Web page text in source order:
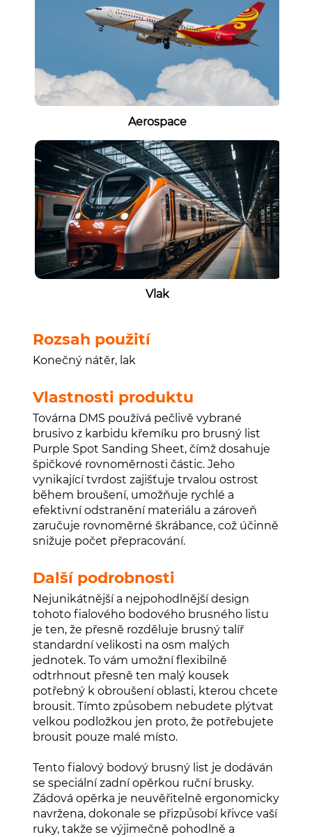
Aerospace
Vlak
Rozsah použití
Konečný nátěr, lak
Vlastnosti produktu
Továrna DMS používá pečlivě vybrané
brusivo z karbidu křemíku pro brusný list
Purple Spot Sanding Sheet, čímž dosahuje
špičkové rovnoměrnosti částic. Jeho
vynikající tvrdost zajišťuje trvalou ostrost
během broušení, umožňuje rychlé a
efektivní odstranění materiálu a zároveň
zaručuje rovnoměrné škrábance, což účinně
snižuje počet přepracování.
Další podrobnosti
Nejunikátnější a nejpohodlnější design
tohoto fialového bodového brusného listu
je ten, že přesně rozděluje brusný talíř
standardní velikosti na osm malých
jednotek. To vám umožní flexibilně
odtrhnout přesně ten malý kousek
potřebný k obroušení oblasti, kterou chcete
brousit. Tímto způsobem nebudete plýtvat
velkou podložkou jen proto, že potřebujete
brousit pouze malé místo.
Tento fialový bodový brusný list je dodáván
se speciální zadní opěrkou ruční brusky.
Zádová opěrka je neuvěřitelně ergonomicky
navržena, dokonale se přizpůsobí křivce vaší
ruky, takže se výjimečně pohodlně a